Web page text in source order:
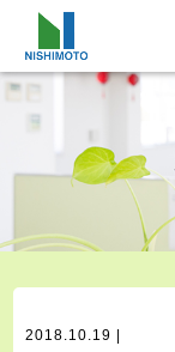
2018.10.19 |